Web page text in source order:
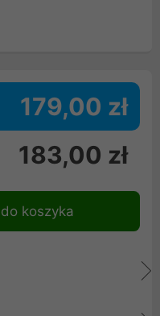
179,00 zł
183,00 zł
koszyka